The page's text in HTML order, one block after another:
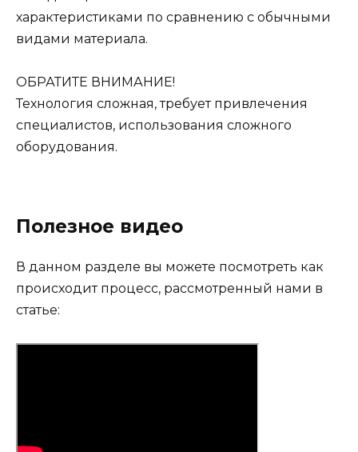
характеристиками по сравнению с обычными
видами материала.
ОБРАТИТЕ ВНИМАНИЕ!
Технология сложная, требует привлечения
специалистов, использования сложного
оборудования.
Полезное видео
В данном разделе вы можете посмотреть как
происходит процесс, рассмотренный нами в
статье: